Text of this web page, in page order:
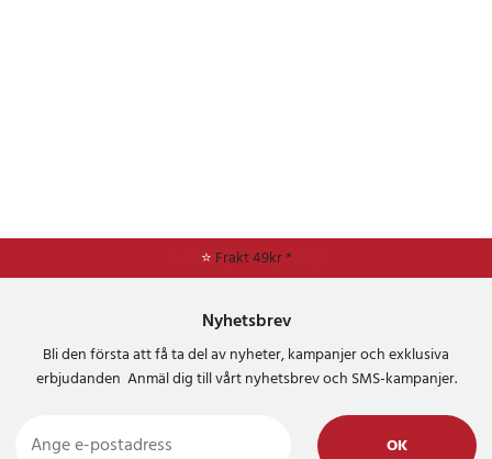
⭐ Frakt 49kr *
Nyhetsbrev
Bli den första att få ta del av nyheter, kampanjer och exklusiva
erbjudanden Anmäl dig till vårt nyhetsbrev och SMS-kampanjer.
OK